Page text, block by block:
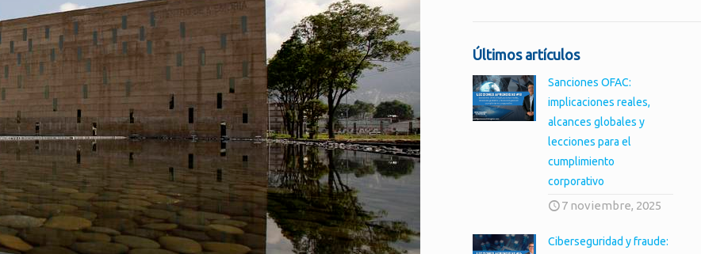
Últimos artículos
Sanciones OFAC:
implicaciones reales,
alcances globales y
lecciones para el
cumplimiento
corporativo
7 noviembre, 2025
Ciberseguridad y fraude: